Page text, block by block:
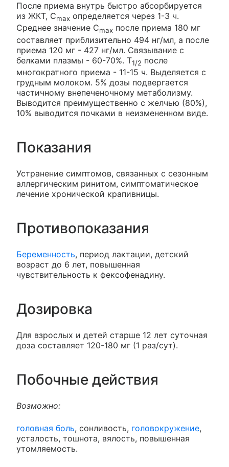
После приема внутрь быстро абсорбируется
из ЖКТ, Cmax определяется через 1-3 ч.
Среднее значение Cmax после приема 180 мг
составляет приблизительно 494 нг/мл, а после
приема 120 мг - 427 нг/мл. Связывание с
белками плазмы - 60-70%. T1/2 после
многократного приема - 11-15 ч. Выделяется с
грудным молоком. 5% дозы подвергается
частичному внепеченочному метаболизму.
Выводится преимущественно с желчью (80%),
10% выводится почками в неизмененном виде.
Показания
Устранение симптомов, связанных с сезонным
аллергическим ринитом, симптоматическое
лечение хронической крапивницы.
Противопоказания
Беременность, период лактации, детский
возраст до 6 лет, повышенная
чувствительность к фексофенадину.
Дозировка
Для взрослых и детей старше 12 лет суточная
доза составляет 120-180 мг (1 раз/сут).
Побочные действия
Возможно:
головная боль, сонливость, головокружение,
усталость, тошнота, вялость, повышенная
утомляемость.